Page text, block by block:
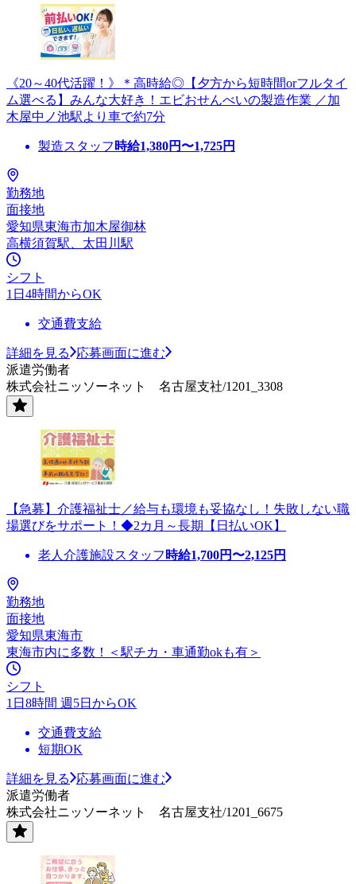
《20～40代活躍！》＊高時給◎【夕方から短時間orフルタイ
ム選べる】みんな大好き！エビおせんべいの製造作業 ／加
木屋中ノ池駅より車で約7分
製造スタッフ 時給1,380円〜1,725円
勤務地
面接地
愛知県東海市加木屋御林
高横須賀駅、太田川駅
シフト
1日4時間からOK
交通費支給
詳細を見る
応募画面に進む
派遣労働者
株式会社ニッソーネット 名古屋支社/1201_3308
【急募】介護福祉士／給与も環境も妥協なし！失敗しない職
場選びをサポート！◆2カ月～長期【日払いOK】
老人介護施設スタッフ 時給1,700円〜2,125円
勤務地
面接地
愛知県東海市
東海市内に多数！＜駅チカ・車通勤okも有＞
シフト
1日8時間 週5日からOK
交通費支給
短期OK
詳細を見る
応募画面に進む
派遣労働者
株式会社ニッソーネット 名古屋支社/1201_6675